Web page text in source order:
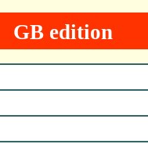
GB edition